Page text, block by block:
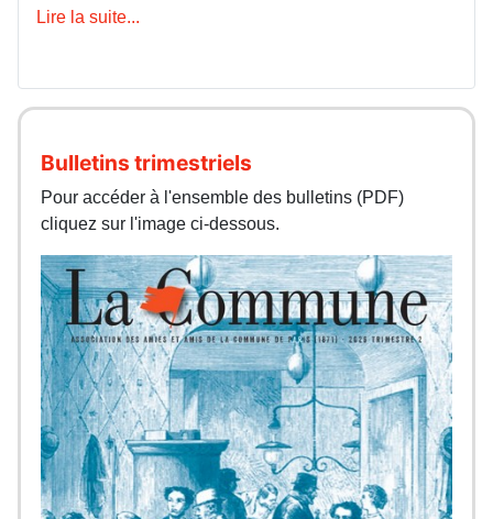
Lire la suite...
Bulletins trimestriels
Pour accéder à l'ensemble des bulletins (PDF)
cliquez sur l'image ci-dessous.